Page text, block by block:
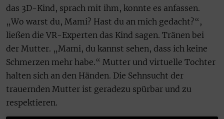
das 3D-Kind, sprach mit ihm, konnte es anfassen.
„Wo warst du, Mami? Hast du an mich gedacht?“,
ließen die VR-Experten das Kind sagen. Tränen bei
der Mutter. „Mami, du kannst sehen, dass ich keine
Schmerzen mehr habe.“ Mutter und virtuelle Tochter
halten sich an den Händen. Die Sehnsucht der
trauernden Mutter ist geradezu spürbar und zu
respektieren.